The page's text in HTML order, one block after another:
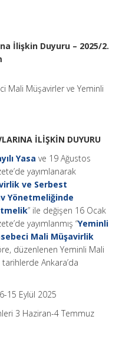
İlişkin Duyuru – 2025/2.
Mali Müşavirler ve Yeminli
İLİŞKİN DUYURU
Yasa ve 19 Ağustos
yayımlanarak
ve Serbest
Yönetmeliğinde
” ile değişen 16 Ocak
yayımlanmış “Yeminli
Mali Müşavirlik
düzenlenen Yeminli Mali
tarihlerde Ankara’da
15 Eylül 2025
3 Haziran-4 Temmuz